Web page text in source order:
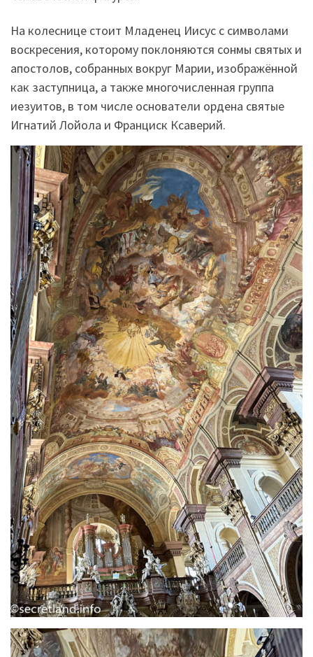
На колеснице стоит Младенец Иисус с символами
воскресения, которому поклоняются сонмы святых и
апостолов, собранных вокруг Марии, изображённой
как заступница, а также многочисленная группа
иезуитов, в том числе основатели ордена святые
Игнатий Лойола и Франциск Ксаверий.